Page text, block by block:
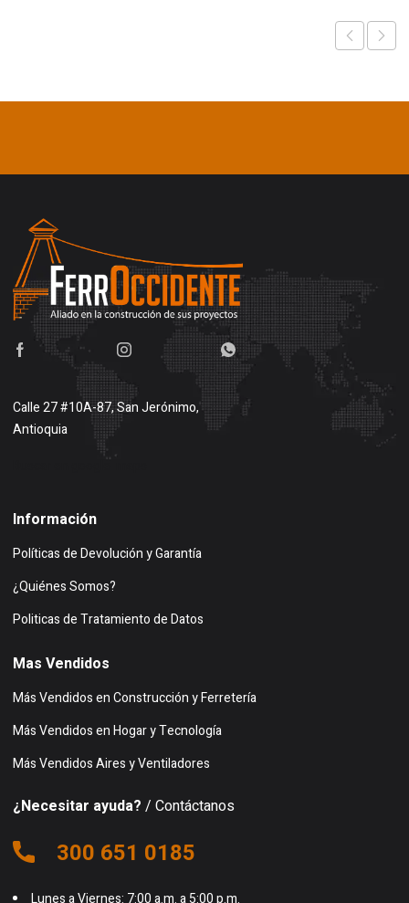
Calle 27 #10A-87, San Jerónimo,
Antioquia
Información
Políticas de Devolución y Garantía
¿Quiénes Somos?
Politicas de Tratamiento de Datos
Mas Vendidos
Más Vendidos en Construcción y Ferretería
Más Vendidos en Hogar y Tecnología
Más Vendidos Aires y Ventiladores
¿Necesitar ayuda? / Contáctanos
300 651 0185
Lunes a Viernes: 7:00 a.m. a 5:00 p.m.